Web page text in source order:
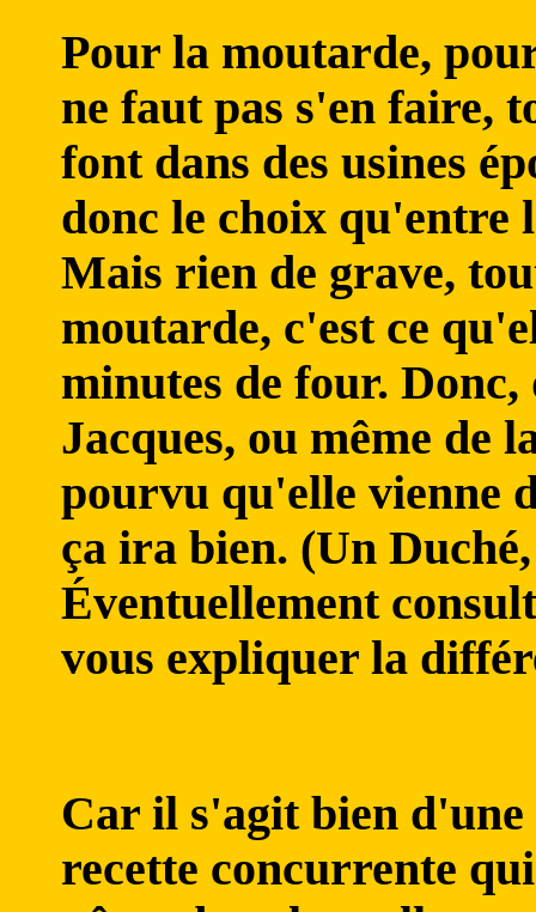
Pour la moutarde,
ne faut pas s'en faire,
font dans des usines
donc le choix qu'entre
Mais rien de grave,
moutarde, c'est ce
minutes de four. Donc,
Jacques, ou même de
pourvu qu'elle vienne
ça ira bien. (Un
Éventuellement
vous expliquer la
Car il s'agit bien
recette concurrente